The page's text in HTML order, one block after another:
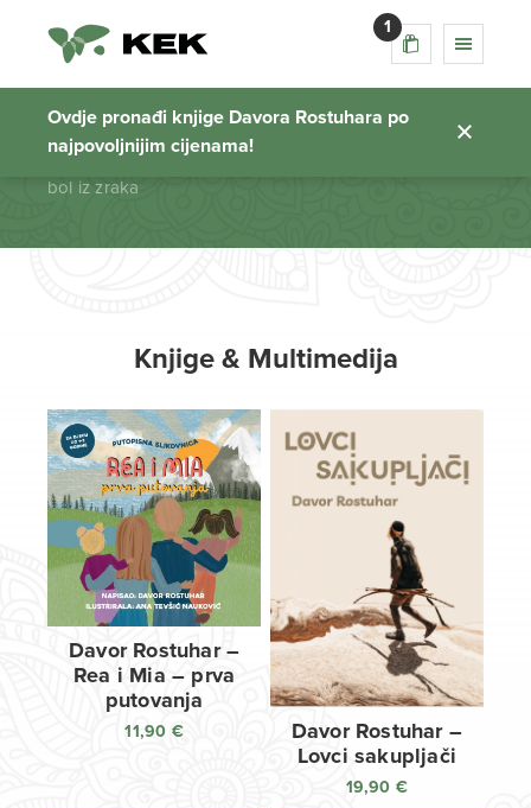
1
Ovdje pronađi knjige Davora Rostuhara po
najpovoljnijim cijenama!
bol iz zraka
Početna stranica
bol iz zraka
Knjige & Multimedija
Davor Rostuhar –
Rea i Mia – prva
putovanja
11,90 €
Davor Rostuhar –
Lovci sakupljači
19,90 €